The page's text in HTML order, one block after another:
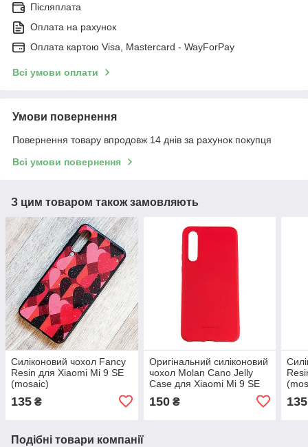
Післяплата
Оплата на рахунок
Оплата картою Visa, Mastercard - WayForPay
Всі умови оплати
Умови повернення
Повернення товару впродовж 14 днів за рахунок покупця
Всі умови повернення
З цим товаром також замовляють
Силіконовий чохол Fancy
Resin для Xiaomi Mi 9 SE
(mosaic)
135 ₴
Оригінальний силіконовий
чохол Molan Cano Jelly
Case для Xiaomi Mi 9 SE
150₴ 135
Подібні товари компанії